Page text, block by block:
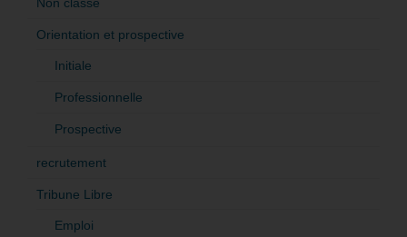
Orientation et prospective
Initiale
Professionnelle
Prospective
recrutement
Tribune Libre
Emploi